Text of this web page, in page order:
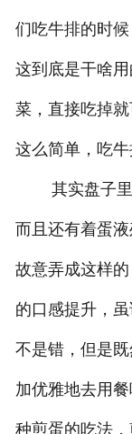
们吃牛排的时
这到底是干啥
菜，直接吃掉
这么简单，吃
其实盘子里
而且还有着蛋
故意弄成这样
的口感提升，
不是错，但是
加优雅地去用
种煎蛋的吃法